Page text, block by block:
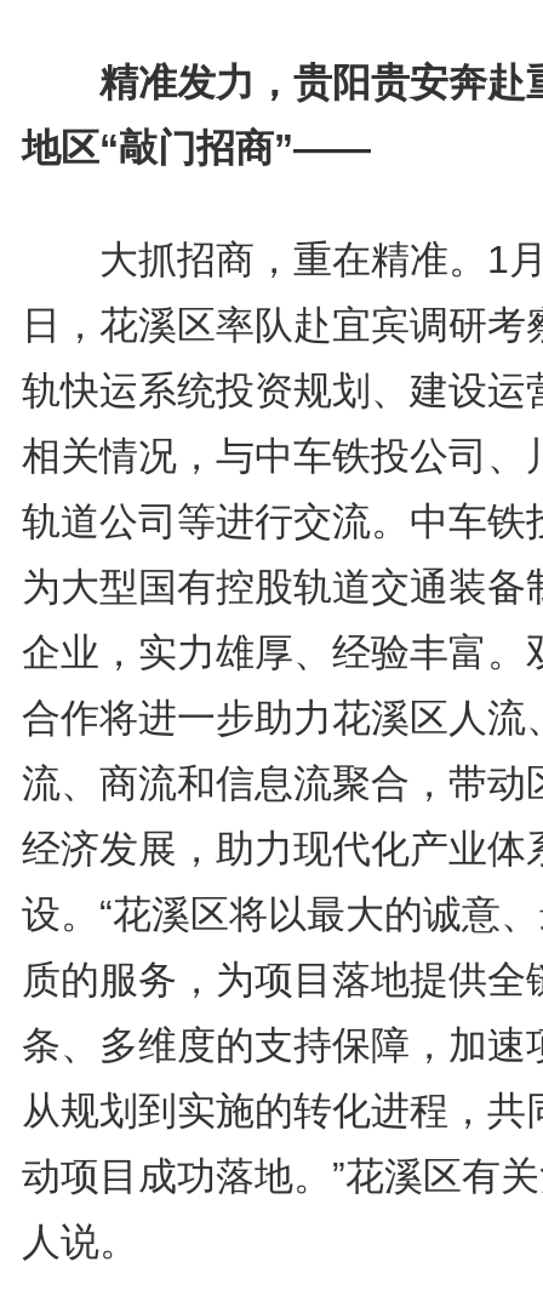
精准发力，贵阳贵安奔赴
地区“敲门招商”——
大抓招商，重在精准。1
日，花溪区率队赴宜宾调研考
轨快运系统投资规划、建设运
相关情况，与中车铁投公司、
轨道公司等进行交流。中车铁
为大型国有控股轨道交通装备
企业，实力雄厚、经验丰富。
合作将进一步助力花溪区人流
流、商流和信息流聚合，带动
经济发展，助力现代化产业体
设。“花溪区将以最大的诚意
质的服务，为项目落地提供全
条、多维度的支持保障，加速
从规划到实施的转化进程，共
动项目成功落地。”花溪区有
人说。